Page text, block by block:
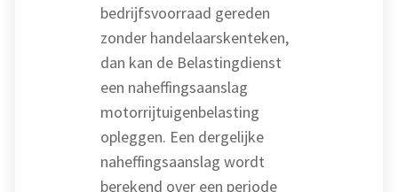
bedrijfsvoorraad gereden
zonder handelaarskenteken,
dan kan de Belastingdienst
een naheffingsaanslag
motorrijtuigenbelasting
opleggen. Een dergelijke
naheffingsaanslag wordt
berekend over een periode